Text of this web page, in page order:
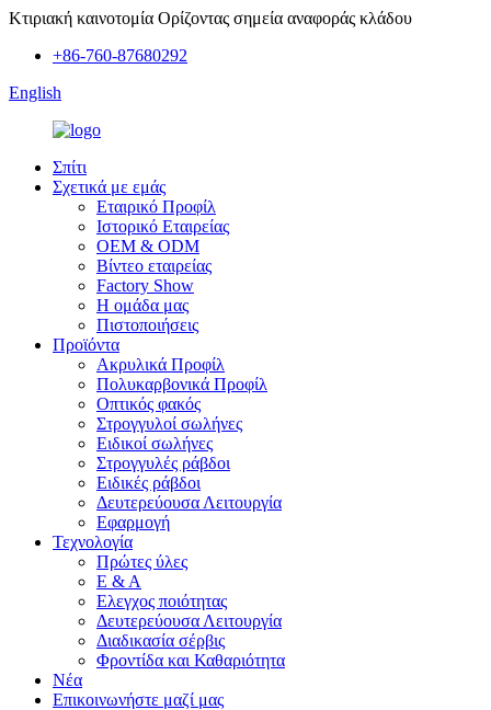
Κτιριακή καινοτομία Ορίζοντας σημεία αναφοράς κλάδου
+86-760-87680292
English
Σπίτι
Σχετικά με εμάς
Εταιρικό Προφίλ
Ιστορικό Εταιρείας
OEM & ODM
Βίντεο εταιρείας
Factory Show
Η ομάδα μας
Πιστοποιήσεις
Προϊόντα
Ακρυλικά Προφίλ
Πολυκαρβονικά Προφίλ
Οπτικός φακός
Στρογγυλοί σωλήνες
Ειδικοί σωλήνες
Στρογγυλές ράβδοι
Ειδικές ράβδοι
Δευτερεύουσα Λειτουργία
Εφαρμογή
Τεχνολογία
Πρώτες ύλες
Ε & Α
Ελεγχος ποιότητας
Δευτερεύουσα Λειτουργία
Διαδικασία σέρβις
Φροντίδα και Καθαριότητα
Νέα
Επικοινωνήστε μαζί μας